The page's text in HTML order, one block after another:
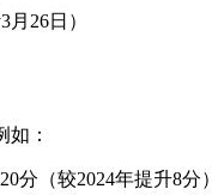
26日）
：
分（较2024年提升8分）